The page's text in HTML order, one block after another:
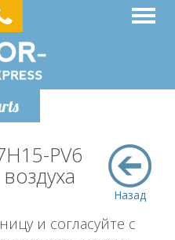
Назад
PV6
и согласуйте с